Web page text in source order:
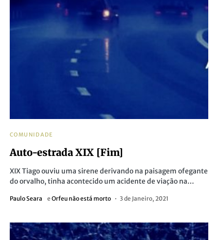
COMUNIDADE
Auto-estrada XIX [Fim]
XIX Tiago ouviu uma sirene derivando na paisagem ofegante
do orvalho, tinha acontecido um acidente de viação na…
Paulo Seara e Orfeu não está morto 3 de Janeiro, 2021